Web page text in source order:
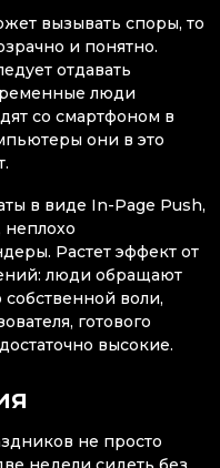
вызывать споры, то
и понятно.
отдавать
люди
со смартфоном в
они в это
в виде In-Page Push,
Растет эффект от
люди обращают
воли,
готового
высокие.
не просто